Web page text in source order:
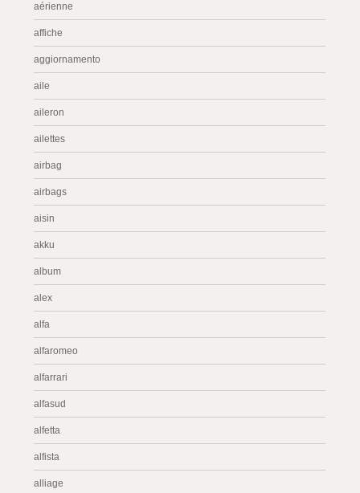
aérienne
affiche
aggiornamento
aile
aileron
ailettes
airbag
airbags
aisin
akku
album
alex
alfa
alfaromeo
alfarrari
alfasud
alfetta
alfista
alliage